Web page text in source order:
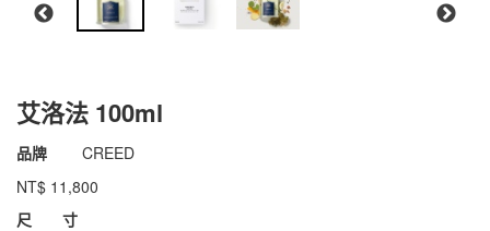
艾洛法 100ml
商品代號 011pCR006
011pCR006
品牌
CREED
NT$ 11,800
GOODS000000000000004898442
尺 寸